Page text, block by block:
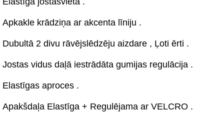
Apkakle krādziņa ar akcenta līniju .
Dubultā 2 divu rāvējslēdzēju aizdare , Ļoti ērti .
Jostas vidus daļā iestrādāta gumijas regulācija .
Elastīgas aproces .
Apakšdaļa Elastīga + Regulējama ar VELCRO .